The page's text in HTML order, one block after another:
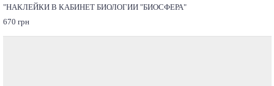
"НАКЛЕЙКИ В КАБИНЕТ БИОЛОГИИ "БИОСФЕРА"
670 грн